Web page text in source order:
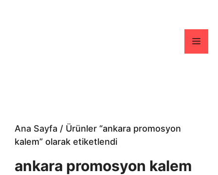
Ana Sayfa / Ürünler “ankara promosyon
kalem” olarak etiketlendi
ankara promosyon kalem